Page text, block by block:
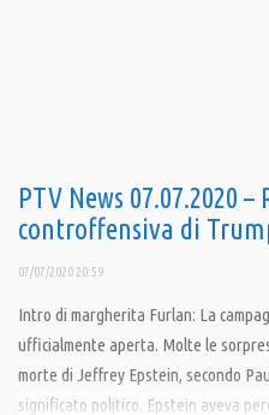
PTV News 07.07.2020
controffensiva di
07/07/2020 20:59
Intro di margherita Furlan: La
ufficialmente aperta. Molte le
morte di Jeffrey Epstein, secondo
significato politico. Epstein aveva